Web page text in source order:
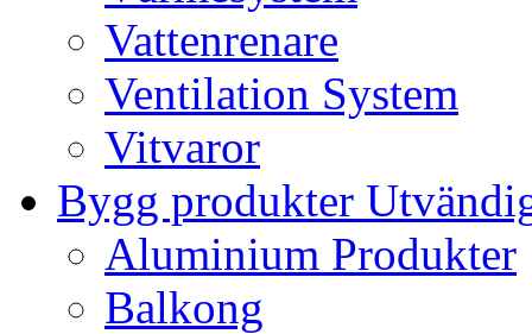
Vattenrenare
Ventilation System
Vitvaror
Bygg produkter
Aluminium Produkter
Balkong